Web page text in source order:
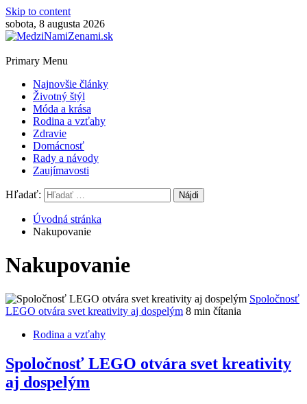
Skip to content
sobota, 8 augusta 2026
Primary Menu
Najnovšie články
Životný štýl
Móda a krása
Rodina a vzťahy
Zdravie
Domácnosť
Rady a návody
Zaujímavosti
Hľadať:
Úvodná stránka
Nakupovanie
Nakupovanie
Spoločnosť
LEGO otvára svet kreativity aj dospelým 8 min čítania
Rodina a vzťahy
Spoločnosť LEGO otvára svet kreativity
aj dospelým